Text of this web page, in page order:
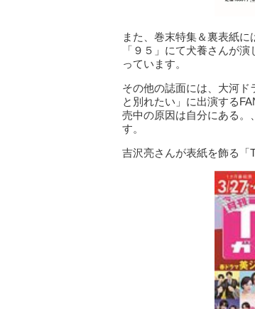
また、巻末特集＆裏表紙
「９５」にて犬養さんが
っています。
その他の誌面には、大河ド
と別れたい」に出演する
売中の原因は自分にある。
す。
吉沢亮さんが表紙を飾る「